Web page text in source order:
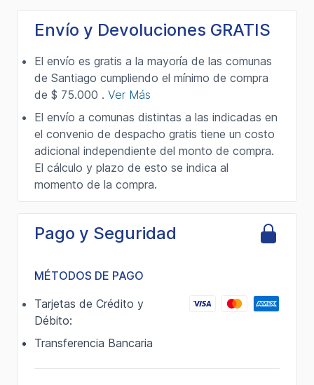
Envío y Devoluciones GRATIS
El envío es gratis a la mayoría de las comunas
de Santiago cumpliendo el mínimo de compra
de $ 75.000 . Ver Más
El envío a comunas distintas a las indicadas en
el convenio de despacho gratis tiene un costo
adicional independiente del monto de compra.
El cálculo y plazo de esto se indica al
momento de la compra.
Pago y Seguridad
MÉTODOS DE PAGO
Tarjetas de Crédito y
Débito:
Transferencia Bancaria